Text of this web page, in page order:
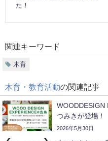
た！
関連キーワード
木育
木育・教育活動の関連記事
WOODDESIGN
つみきが登場！
2026年5月30日